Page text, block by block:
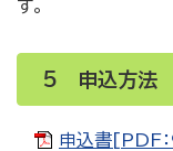
す。
5 申込方法
申込書[PDF